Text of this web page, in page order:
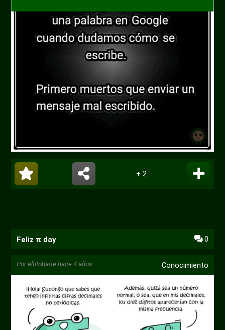
+ 2
Feliz π day 0
Poreltitobarte hace 4 años Conocimiento